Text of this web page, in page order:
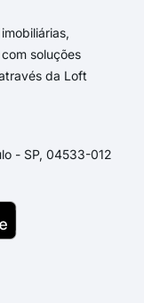
soluções
da Loft
- SP, 04533-012